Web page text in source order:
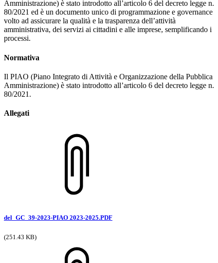
Amministrazione) è stato introdotto all’articolo 6 del decreto legge n.
80/2021 ed è un documento unico di programmazione e governance
volto ad assicurare la qualità e la trasparenza dell’attività
amministrativa, dei servizi ai cittadini e alle imprese, semplificando i
processi.
Normativa
Il PIAO (Piano Integrato di Attività e Organizzazione della Pubblica
Amministrazione) è stato introdotto all’articolo 6 del decreto legge n.
80/2021.
Allegati
del_GC_39-2023-PIAO 2023-2025.PDF
(251.43 KB)